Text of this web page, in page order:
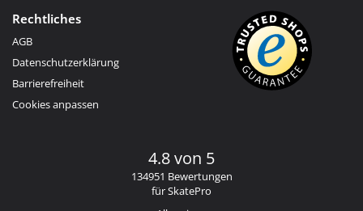
Rechtliches
AGB
Datenschutzerklärung
Barrierefreiheit
Cookies anpassen
4.8 von 5
134951 Bewertungen
für SkatePro